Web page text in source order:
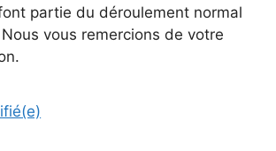
partie du déroulement normal
vous remercions de votre